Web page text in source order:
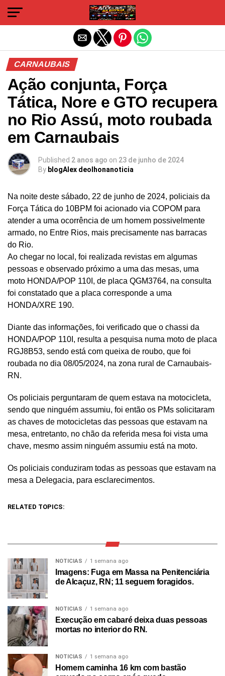
CARNAUBAIS
Ação conjunta, Força
Tática, Nore e GTO recupera
no Rio Assú, moto roubada
em Carnaubais
Published 2 anos ago on 23 de junho de 2024
By blogAlex deolhonanoticia
Na noite deste sábado, 22 de junho de 2024, policiais da
Força Tática do 10BPM foi acionado via COPOM para
atender a uma ocorrência de um homem possivelmente
armado, no Entre Rios, mais precisamente nas barracas
do Rio.
Ao chegar no local, foi realizada revistas em algumas
pessoas e observado próximo a uma das mesas, uma
moto HONDA/POP 110I, de placa QGM3764, na consulta
foi constatado que a placa corresponde a uma
HONDA/XRE 190.
Diante das informações, foi verificado que o chassi da
HONDA/POP 110I, resulta a pesquisa numa moto de placa
RGJ8B53, sendo está com queixa de roubo, que foi
roubada no dia 08/05/2024, na zona rural de Carnaubais-
RN.
Os policiais perguntaram de quem estava na motocicleta,
sendo que ninguém assumiu, foi então os PMs solicitaram
as chaves de motocicletas das pessoas que estavam na
mesa, entretanto, no chão da referida mesa foi vista uma
chave, mesmo assim ninguém assumiu está na moto.
Os policiais conduziram todas as pessoas que estavam na
mesa a Delegacia, para esclarecimentos.
RELATED TOPICS:
NOTICIAS 1 semana ago
Imagens: Fuga em Massa na Penitenciária
de Alcaçuz, RN; 11 seguem foragidos.
NOTICIAS 1 semana ago
Execução em cabaré deixa duas pessoas
mortas no interior do RN.
NOTICIAS 1 semana ago
Homem caminha 16 km com bastão
Sair da versão mobile